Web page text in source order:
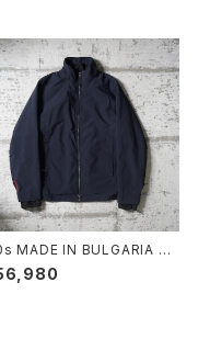
MADE IN BULGARIA PR
GORE-TEX JACKET